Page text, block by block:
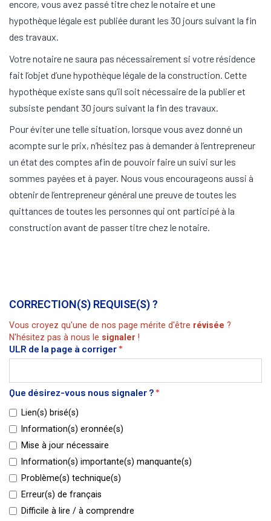
encore, vous avez passé titre chez le notaire et une
hypothèque légale est publiée durant les 30 jours suivant la fin
des travaux.
Votre notaire ne saura pas nécessairement si votre résidence
fait l’objet d’une hypothèque légale de la construction. Cette
hypothèque existe sans qu’il soit nécessaire de la publier et
subsiste pendant 30 jours suivant la fin des travaux.
Pour éviter une telle situation, lorsque vous avez donné un
acompte sur le prix, n’hésitez pas à demander à l’entrepreneur
un état des comptes afin de pouvoir faire un suivi sur les
sommes payées et à payer. Nous vous encourageons aussi à
obtenir de l’entrepreneur général une preuve de toutes les
quittances de toutes les personnes qui ont participé à la
construction avant de passer titre chez le notaire.
CORRECTION(S) REQUISE(S) ?
Vous croyez qu'une de nos page mérite d'être révisée ?
N'hésitez pas à nous le signaler !
ULR de la page à corriger*
Que désirez-vous nous signaler ?*
Lien(s) brisé(s)
Information(s) eronnée(s)
Mise à jour nécessaire
Information(s) importante(s) manquante(s)
Problème(s) technique(s)
Erreur(s) de français
Difficile à lire / à comprendre